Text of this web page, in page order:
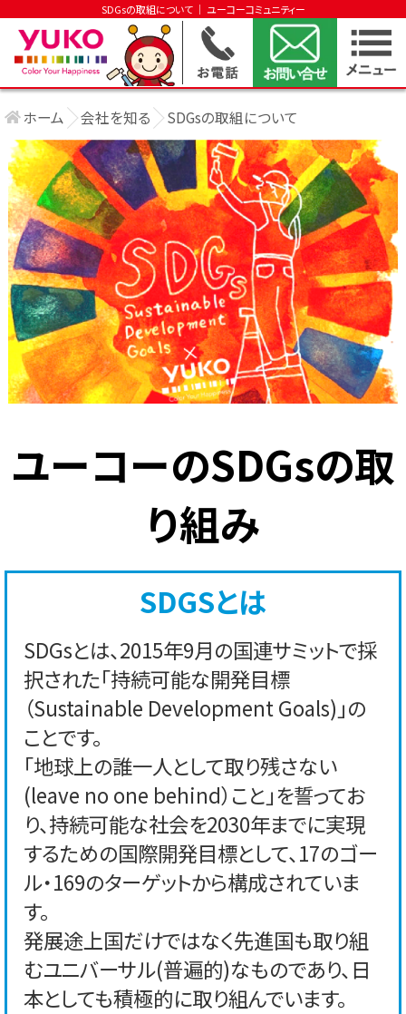
SDGsの取組について │ ユーコーコミュニティー
ホーム 会社を知る SDGsの取組について
ユーコーのSDGsの取
り組み
SDGSとは
SDGsとは、2015年9月の国連サミットで採
択された「持続可能な開発目標
（Sustainable Development Goals)」の
ことです。
「地球上の誰一人として取り残さない
(leave no one behind）こと」を誓ってお
り、持続可能な社会を2030年までに実現
するための国際開発目標として、17のゴー
ル・169のターゲットから構成されていま
す。
発展途上国だけではなく先進国も取り組
むユニバーサル(普遍的)なものであり、日
本としても積極的に取り組んでいます。